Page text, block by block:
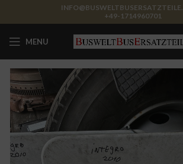
+49-1714960701
MENU